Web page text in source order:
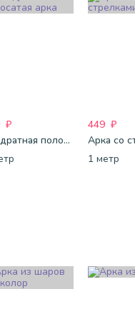
₽
Квадратная полосатая арка
449 ₽
Арка со
1 метр